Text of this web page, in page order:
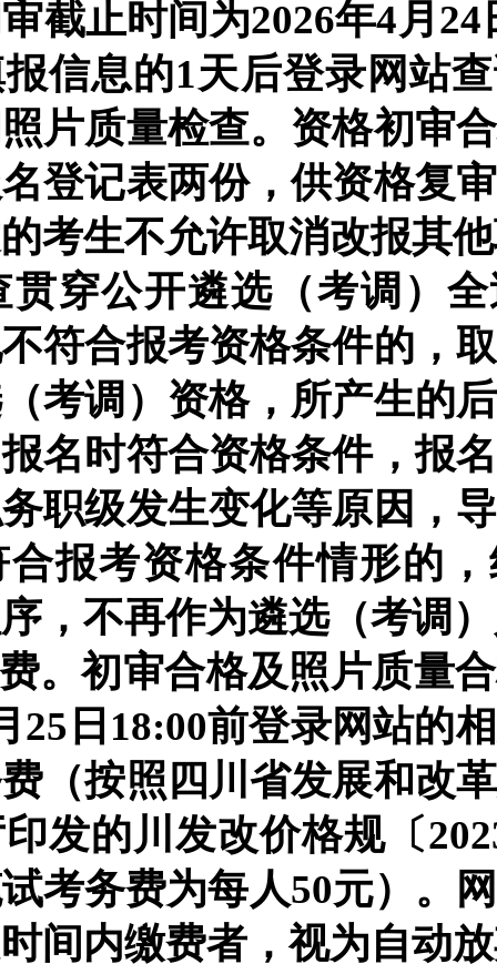
截止时间为2026年4月24
信息的1天后登录网站
片质量检查。资格初审
登记表两份，供资格复
考生不允许取消改报其
贯穿公开遴选（考调）
符合报考资格条件的，
考调）资格，所产生的
名时符合资格条件，报
职级发生变化等原因，
报考资格条件情形的
，不再作为遴选（考调
。初审合格及照片质量
25日18:00前登录网站的
（按照四川省发展和改
发的川发改价格规〔
考务费为每人50元）。
间内缴费者，视为自动